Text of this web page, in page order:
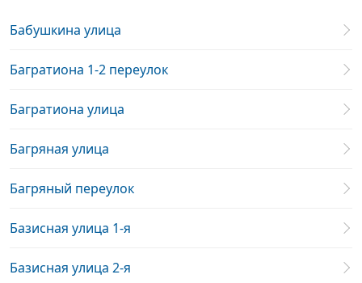
Бабушкина улица
Багратиона 1-2 переулок
Багратиона улица
Багряная улица
Багряный переулок
Базисная улица 1-я
Базисная улица 2-я